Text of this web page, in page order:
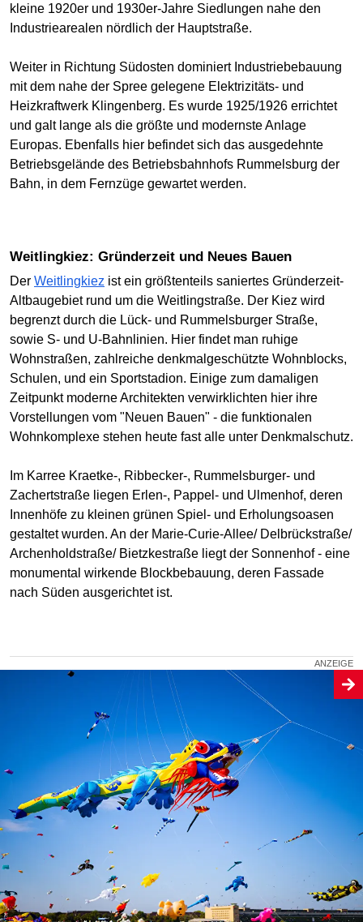
kleine 1920er und 1930er-Jahre Siedlungen nahe den
Industriearealen nördlich der Hauptstraße.
Weiter in Richtung Südosten dominiert Industriebebauung
mit dem nahe der Spree gelegene Elektrizitäts- und
Heizkraftwerk Klingenberg. Es wurde 1925/1926 errichtet
und galt lange als die größte und modernste Anlage
Europas. Ebenfalls hier befindet sich das ausgedehnte
Betriebsgelände des Betriebsbahnhofs Rummelsburg der
Bahn, in dem Fernzüge gewartet werden.
Weitlingkiez: Gründerzeit und Neues Bauen
Der Weitlingkiez ist ein größtenteils saniertes Gründerzeit-
Altbaugebiet rund um die Weitlingstraße. Der Kiez wird
begrenzt durch die Lück- und Rummelsburger Straße,
sowie S- und U-Bahnlinien. Hier findet man ruhige
Wohnstraßen, zahlreiche denkmalgeschützte Wohnblocks,
Schulen, und ein Sportstadion. Einige zum damaligen
Zeitpunkt moderne Architekten verwirklichten hier ihre
Vorstellungen vom "Neuen Bauen" - die funktionalen
Wohnkomplexe stehen heute fast alle unter Denkmalschutz.
Im Karree Kraetke-, Ribbecker-, Rummelsburger- und
Zachertstraße liegen Erlen-, Pappel- und Ulmenhof, deren
Innenhöfe zu kleinen grünen Spiel- und Erholungsoasen
gestaltet wurden. An der Marie-Curie-Allee/ Delbrückstraße/
Archenholdstraße/ Bietzkestraße liegt der Sonnenhof - eine
monumental wirkende Blockbebauung, deren Fassade
nach Süden ausgerichtet ist.